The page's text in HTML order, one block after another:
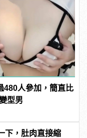
480人參加，簡直比
型男
下，肚肉直接縮